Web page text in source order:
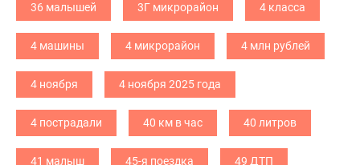
36 малышей 3Г микрорайон 4 класса
4 машины 4 микрорайон 4 млн рублей
4 ноября 4 ноября 2025 года
4 пострадали 40 км в час 40 литров
41 малыш 45-я поездка 49 ДТП